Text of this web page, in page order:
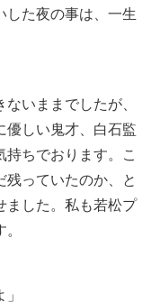
した夜の事は、一生
いままでしたが、
優しい鬼才、白石監
ちでおります。こ
っていたのか、と
ました。私も若松プ